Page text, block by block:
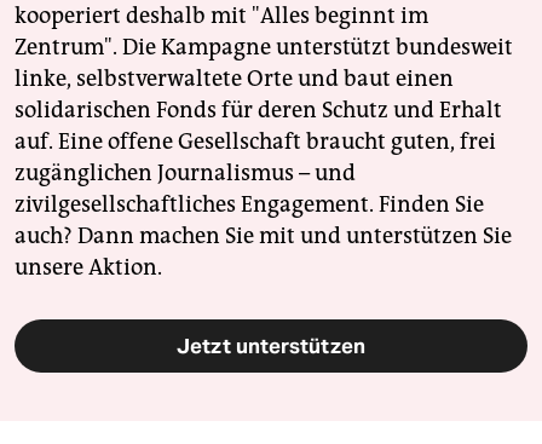
kooperiert deshalb mit "Alles beginnt im
Zentrum". Die Kampagne unterstützt bundesweit
linke, selbstverwaltete Orte und baut einen
solidarischen Fonds für deren Schutz und Erhalt
auf. Eine offene Gesellschaft braucht guten, frei
zugänglichen Journalismus – und
zivilgesellschaftliches Engagement. Finden Sie
auch? Dann machen Sie mit und unterstützen Sie
unsere Aktion.
Jetzt unterstützen